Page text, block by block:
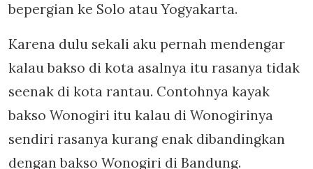
bepergian ke Solo atau Yogyakarta.
Karena dulu sekali aku pernah mendengar
kalau bakso di kota asalnya itu rasanya tidak
seenak di kota rantau. Contohnya kayak
bakso Wonogiri itu kalau di Wonogirinya
sendiri rasanya kurang enak dibandingkan
dengan bakso Wonogiri di Bandung.